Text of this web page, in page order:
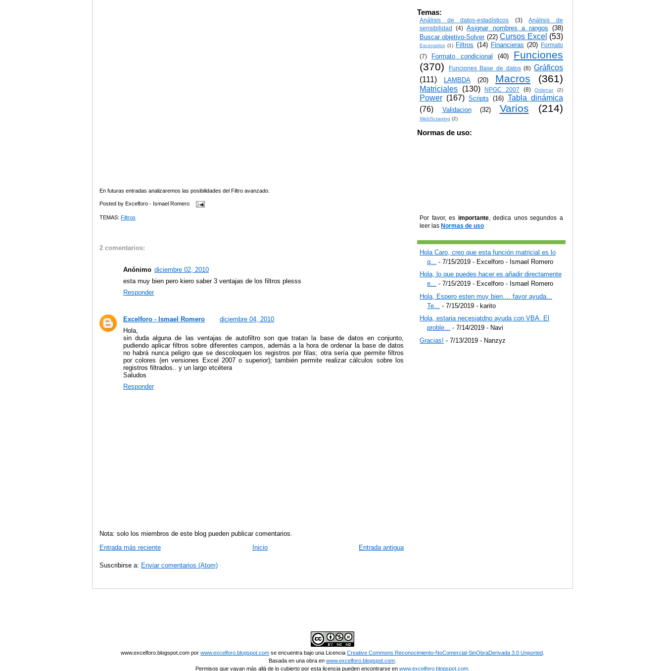
En futuras entradas analizaremos las posibilidades del Filtro avanzado.
Posted by Excelforo - Ismael Romero
TEMAS: Filtros
2 comentarios:
Anónimo diciembre 02, 2010
esta muy bien pero kiero saber 3 ventajas de los filtros plesss
Responder
Excelforo - Ismael Romero
diciembre 04, 2010
Hola,
sin duda alguna de las ventajas de autofiltro son que tratan la base de datos en conjunto,
pudiendo aplicar filtros sobre diferentes campos, además a la hora de ordenar la base de datos
no habrá nunca peligro que se descoloquen los registros por filas; otra sería que permite filtros
por colores (en versiones Excel 2007 o superior); también permite realizar cálculos sobre los
registros filtrados.. y un largo etcétera
Saludos
Responder
Nota: solo los miembros de este blog pueden publicar comentarios.
Entrada más reciente
Entrada antigua
Inicio
Suscribirse a: Enviar comentarios (Atom)
Temas:
Análisis de datos-estadísticos (3)
Análisis de
sensibilidad
(4) Asignar nombres a rangos
(38)
Buscar objetivo-Solver (22) Cursos Excel (53)
Escenarios (1) Filtros (14) Financieras (20)
Formato
(7)
Formato condicional (40)
Funciones
(370)
Funciones Base de datos (8) Gráficos
(111)
LAMBDA (20) Macros (361)
Matriciales (130) NPGC 2007 (8) Ordenar (2)
Power (167) Scripts (16) Tabla dinámica
(76)
Validacion (32) Varios (214)
WebScraping (2)
Normas de uso:
Por favor, es importante, dedica unos segundos a
leer las Normas de uso
Hola Caro, creo que esta función matricial es lo
q...
- 7/15/2019 - Excelforo - Ismael Romero
Hola, lo que puedes hacer es añadir directamente
e... - 7/15/2019 - Excelforo - Ismael Romero
Hola, Espero esten muy bien.... favor ayuda...
Te...
- 7/15/2019 - karito
Hola, estaria necesiatdno ayuda con VBA. El
proble... - 7/14/2019 - Navi
Gracias! - 7/13/2019 - Nanzyz
www.excelforo.blogspot.com por www.excelforo.blogspot.com se encuentra bajo una Licencia Creative Commons Reconocimiento-NoComercial-SinObraDerivada 3.0 Unported
Basada en una obra en www.excelforo.blogspot.com
Permisos que vayan más allá de lo cubierto por esta licencia pueden encontrarse en www.excelforo.blogspot.com